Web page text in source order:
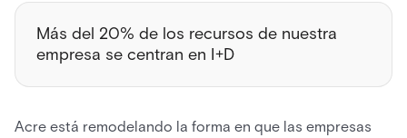
Más del 20% de los recursos de nuestra
empresa se centran en I+D
Acre está remodelando la forma en que las empresas